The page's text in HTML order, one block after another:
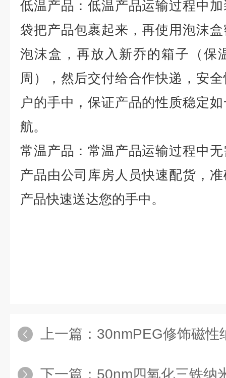
低温产品：低温产品运输过程中
袋把产品包裹起来，再使用泡沫
泡沫盒，再放入新乔的箱子（保
周），然后交付给合作快递，安
户的手中，保证产品的性质稳定
航。
常温产品：常温产品运输过程中
产品由公司库房人员快速配货，
产品快速送达您的手中。
上一篇： 30nmPEG修饰磁性纳
下一篇： 50nm四氧化三铁纳